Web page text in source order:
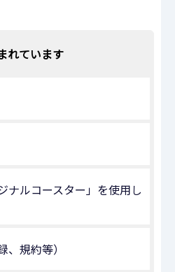
れています
ナルコースター」を使用し
規約等）